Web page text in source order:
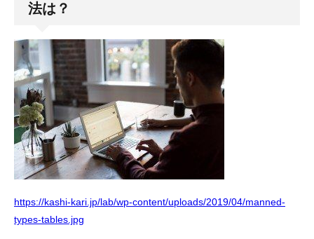
法は？
https://kashi-kari.jp/lab/wp-content/uploads/2019/04/manned-
types-tables.jpg